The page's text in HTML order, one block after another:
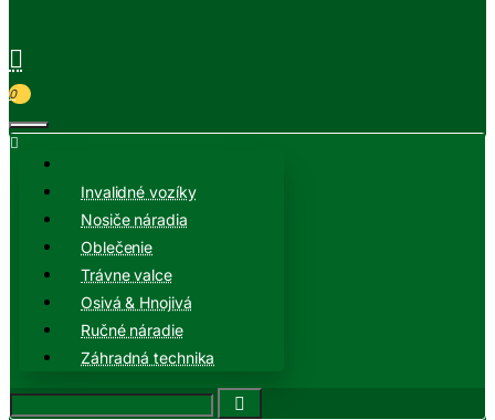
0
Invalidné vozíky
Nosiče náradia
Oblečenie
Trávne valce
Osivá & Hnojivá
Ručné náradie
Záhradná technika